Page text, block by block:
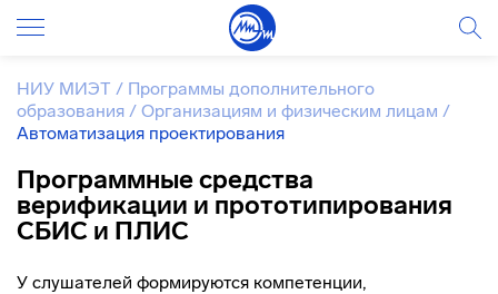
НИУ МИЭТ / Программы дополнительного
образования / Организациям и физическим лицам /
Автоматизация проектирования
Программные средства
верификации и прототипирования
СБИС и ПЛИС
У слушателей формируются компетенции,